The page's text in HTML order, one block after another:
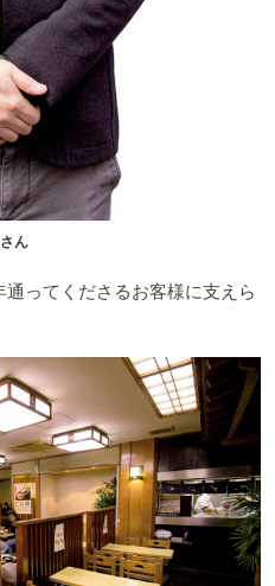
ん
ってくださるお客様に支えら